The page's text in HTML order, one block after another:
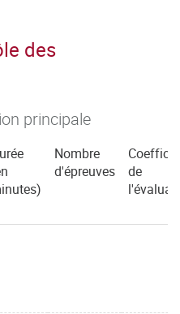
des
principale
Nombre
d'épreuves
de